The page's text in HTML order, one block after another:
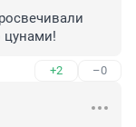
цунами!
+2 –0